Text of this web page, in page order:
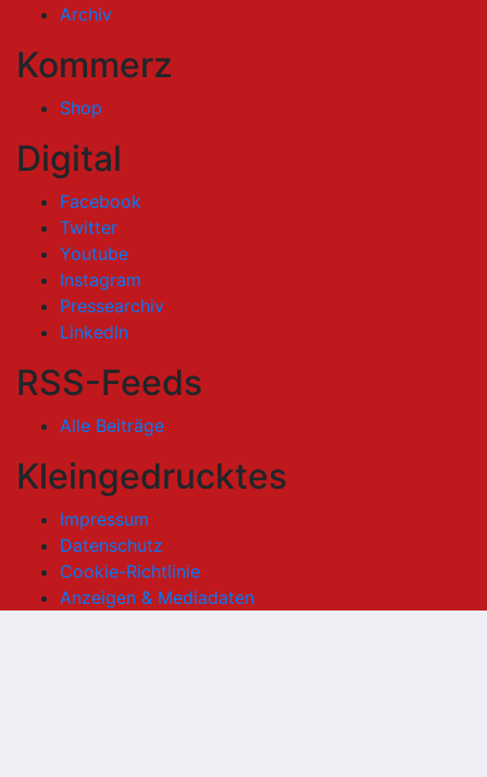
Archiv
Kommerz
Shop
Digital
Facebook
Twitter
Youtube
Instagram
Pressearchiv
LinkedIn
RSS-Feeds
Alle Beiträge
Kleingedrucktes
Impressum
Datenschutz
Cookie-Richtlinie
Anzeigen & Mediadaten